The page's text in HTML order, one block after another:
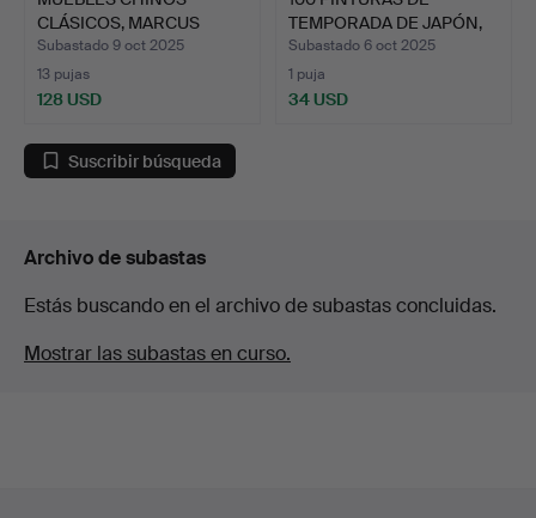
CLÁSICOS, MARCUS
FLACKS. TA…
Subastado 9 oct 2025
13 pujas
128 USD
TEMPORADA DE JAPÓN,
PUBLIC…
Subastado 6 oct 2025
1 puja
34 USD
Suscribir búsqueda
Archivo de subastas
Estás buscando en el archivo de subastas concluidas.
Mostrar las subastas en curso.